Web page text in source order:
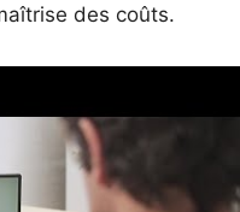
des coûts.
des solutions
et la